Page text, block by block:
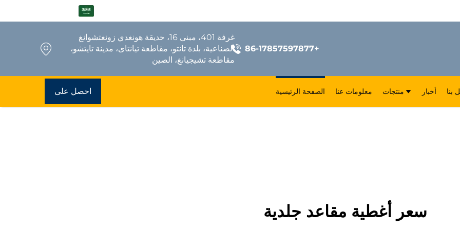
+86-17857597877
غرفة 401، مبنى 16، حديقة هونغدي زونغتشوانغ
الصناعية، بلدة تانتو، مقاطعة تيانتاى، مدينة تايتشو،
مقاطعة تشيجيانغ، الصين
الصفحة الرئيسية معلومات عنا منتجات أخبار بنا احصل على
سعر أغطية مقاعد جلدية